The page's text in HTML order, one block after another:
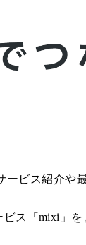
ビス紹介や
ス「mixi」を